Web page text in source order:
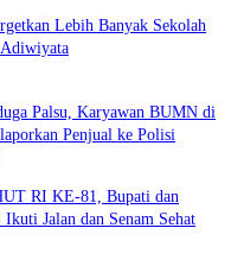
Lebih Banyak Sekolah
Palsu, Karyawan BUMN di
Penjual ke Polisi
RI KE-81, Bupati dan
Jalan dan Senam Sehat